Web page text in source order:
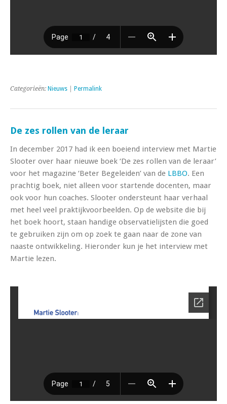
Categorieën: Nieuws Permalink
De zes rollen van de leraar
In december 2017 had ik een boeiend interview met Martie
Slooter over haar nieuwe boek ‘De zes rollen van de leraar’
voor het magazine ‘Beter Begeleiden’ van de LBBO. Een
prachtig boek, niet alleen voor startende docenten, maar
ook voor hun coaches. Slooter ondersteunt haar verhaal
met heel veel praktijkvoorbeelden. Op de website die bij
het boek hoort, staan handige observatielijsten die goed
te gebruiken zijn om op zoek te gaan naar de zone van
naaste ontwikkeling. Hieronder kun je het interview met
Martie lezen.